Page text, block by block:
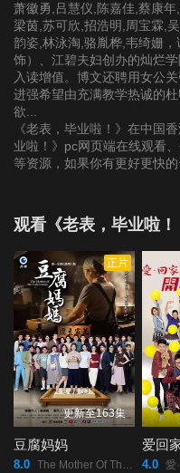
萧徽勇,吕慧仪,陈嘉佳,蔡康
梁茵,苏可欣,招浩明,周宝霖,
韵姿,林泳淘,骆胤桦,韦绮姗
饰）、江碧夫妇创办的灿烂
入读增值。博文还聘用女公
进强希望由充满教学热诚的
欲...
《老表，毕业啦！》在中国
业啦！》pc网页端在线观看
等资源，如果你有更好更快的
观看《老表，毕业啦
正片
更新至163集
豆腐妈妈
8.0 The Mother Of The Tofu Family/豆腐妈妈/豆腐媽媽/
爱回
4.0 愛